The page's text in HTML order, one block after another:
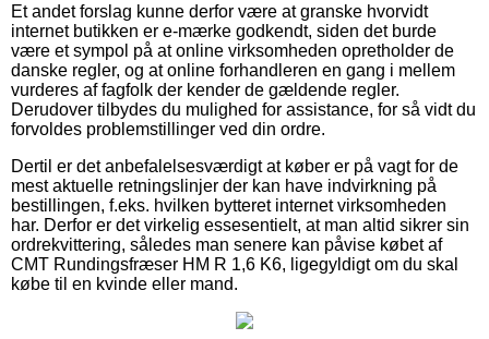
Et andet forslag kunne derfor være at granske hvorvidt
internet butikken er e-mærke godkendt, siden det burde
være et sympol på at online virksomheden opretholder de
danske regler, og at online forhandleren en gang i mellem
vurderes af fagfolk der kender de gældende regler.
Derudover tilbydes du mulighed for assistance, for så vidt du
forvoldes problemstillinger ved din ordre.
Dertil er det anbefalelsesværdigt at køber er på vagt for de
mest aktuelle retningslinjer der kan have indvirkning på
bestillingen, f.eks. hvilken bytteret internet virksomheden
har. Derfor er det virkelig essesentielt, at man altid sikrer sin
ordrekvittering, således man senere kan påvise købet af
CMT Rundingsfræser HM R 1,6 K6, ligegyldigt om du skal
købe til en kvinde eller mand.